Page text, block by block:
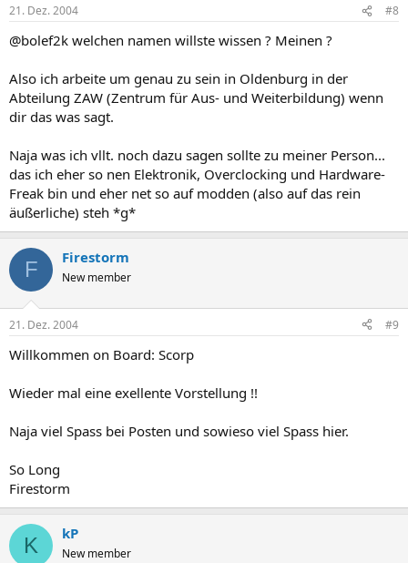
21. Dez. 2004 #8
@bolef2k welchen namen willste wissen ? Meinen ?
Also ich arbeite um genau zu sein in Oldenburg in der
Abteilung ZAW (Zentrum für Aus- und Weiterbildung) wenn
dir das was sagt.
Naja was ich vllt. noch dazu sagen sollte zu meiner Person...
das ich eher so nen Elektronik, Overclocking und Hardware-
Freak bin und eher net so auf modden (also auf das rein
äußerliche) steh *g*
F Firestorm
New member
21. Dez. 2004 #9
Willkommen on Board: Scorp
Wieder mal eine exellente Vorstellung !!
Naja viel Spass bei Posten und sowieso viel Spass hier.
So Long
Firestorm
K kP
New member